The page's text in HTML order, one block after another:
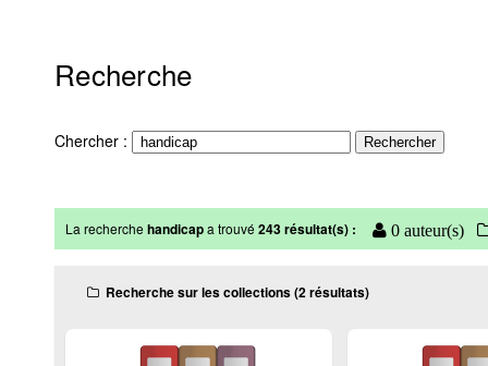
Recherche
Chercher :
La recherchehandicapa trouvé243 résultat(s) : 0 auteur(s)
Recherche sur les collections (2 résultats)